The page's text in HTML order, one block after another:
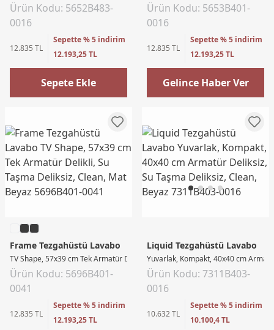
Ürün Kodu: 5652B483-
0016
12.835 TL
Sepette % 5 indirim
12.193,25 TL
Sepete Ekle
Ürün Kodu: 5653B401-
0016
12.835 TL
Sepette % 5 indirim
12.193,25 TL
Gelince Haber Ver
Frame Tezgahüstü Lavabo
TV Shape, 57x39 cm Tek Armatür Delikli, Su Taşma Deliksiz, Clean, Mat Beyaz
Ürün Kodu: 5696B401-
0041
12.835 TL
Sepette % 5 indirim
12.193,25 TL
Liquid Tezgahüstü Lavabo
Yuvarlak, Kompakt, 40x40 cm
Ürün Kodu: 7311B403-
0016
10.632 TL
Sepette % 5 indirim
10.100,4 TL